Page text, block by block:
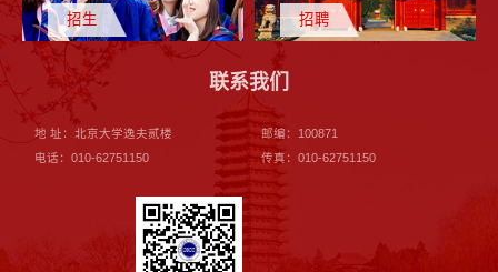
招生 招聘
联系我们
地 址：北京大学逸夫贰楼
邮编：100871
电话：010-62751150
传真：010-62751150